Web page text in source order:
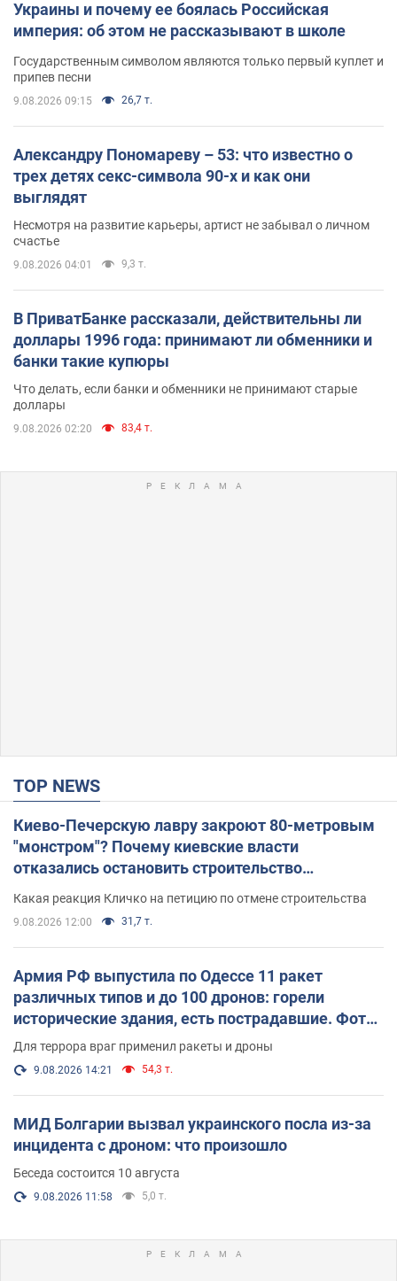
Украины и почему ее боялась Российская
империя: об этом не рассказывают в школе
Государственным символом являются только первый куплет и
припев песни
9.08.2026 09:15 26,7 т.
Александру Пономареву – 53: что известно о
трех детях секс-символа 90-х и как они
выглядят
Несмотря на развитие карьеры, артист не забывал о личном
счастье
9.08.2026 04:01 9,3 т.
В ПриватБанке рассказали, действительны ли
доллары 1996 года: принимают ли обменники и
банки такие купюры
Что делать, если банки и обменники не принимают старые
доллары
9.08.2026 02:20 83,4 т.
TOP NEWS
Киево-Печерскую лавру закроют 80-метровым
"монстром"? Почему киевские власти
отказались остановить строительство
Какая реакция Кличко на петицию по отмене строительства
9.08.2026 12:00 31,7 т.
Армия РФ выпустила по Одессе 11 ракет
различных типов и до 100 дронов: горели
исторические здания, есть пострадавшие. Фото
и видео
Для террора враг применил ракеты и дроны
9.08.2026 14:21 54,3 т.
МИД Болгарии вызвал украинского посла из-за
инцидента с дроном: что произошло
Беседа состоится 10 августа
9.08.2026 11:58 5,0 т.